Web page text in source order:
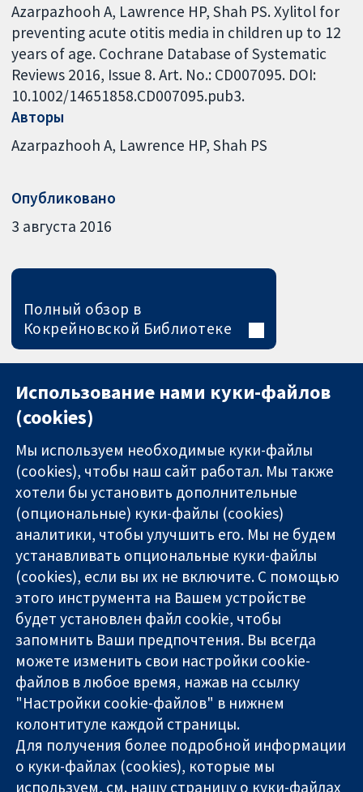
Azarpazhooh A, Lawrence HP, Shah PS. Xylitol for
preventing acute otitis media in children up to 12
years of age. Cochrane Database of Systematic
Reviews 2016, Issue 8. Art. No.: CD007095. DOI:
10.1002/14651858.CD007095.pub3.
Авторы
Azarpazhooh A Lawrence HP Shah PS
Опубликовано
3 августа 2016
Полный обзор в
Кокрейновской Библиотеке
Надёжные
доказательства
Информированные
решения
Во благо
здоровья
11-13 Cavendish
Square
London
W1G 0AN
United Kingdom
Связаться с
нами
Новости
Пресс-
служба
О нас
Работа
Cochrane
Library
The Cochrane Collaboration is a charity (no. 1045921) and a
company limited by guarantee (no. 03044323) registered in
England & Wales. VAT registration number GB 718 2127 49.
Использование нами куки-файлов
(cookies)
Мы используем необходимые куки-файлы
(cookies), чтобы наш сайт работал. Мы также
хотели бы установить дополнительные
(опциональные) куки-файлы (cookies)
аналитики, чтобы улучшить его. Мы не будем
устанавливать опциональные куки-файлы
(cookies), если вы их не включите. С помощью
этого инструмента на Вашем устройстве
будет установлен файл cookie, чтобы
запомнить Ваши предпочтения. Вы всегда
можете изменить свои настройки cookie-
файлов в любое время, нажав на ссылку
"Настройки cookie-файлов" в нижнем
колонтитуле каждой страницы.
Для получения более подробной информации
о куки-файлах (cookies), которые мы
используем, см. нашу страницу о куки-файлах